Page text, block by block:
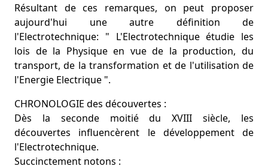
Résultant de ces remarques, on peut proposer
aujourd'hui une autre définition de
l'Electrotechnique: " L'Electrotechnique étudie les
lois de la Physique en vue de la production, du
transport, de la transformation et de l'utilisation de
l'Energie Electrique ".
CHRONOLOGIE des découvertes :
Dès la seconde moitié du XVIII siècle, les
découvertes influencèrent le développement de
l'Electrotechnique.
Succinctement notons :